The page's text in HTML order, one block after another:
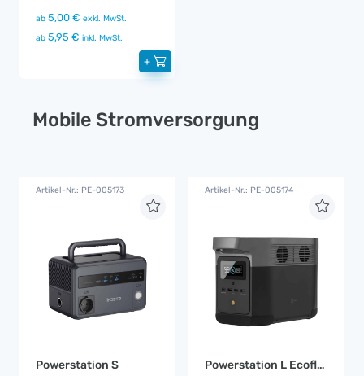
ab 5,00 € exkl. MwSt.
ab 5,95 € inkl. MwSt.
+
Mobile Stromversorgung
Artikel-Nr.: PE-005173
Powerstation S
Artikel-Nr.: PE-005174
Powerstation L Ecoflow